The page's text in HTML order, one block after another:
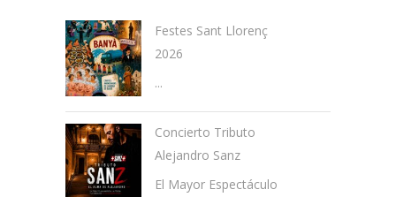
Festes Sant Llorenç
2026
...
Concierto Tributo
Alejandro Sanz
El Mayor Espectáculo